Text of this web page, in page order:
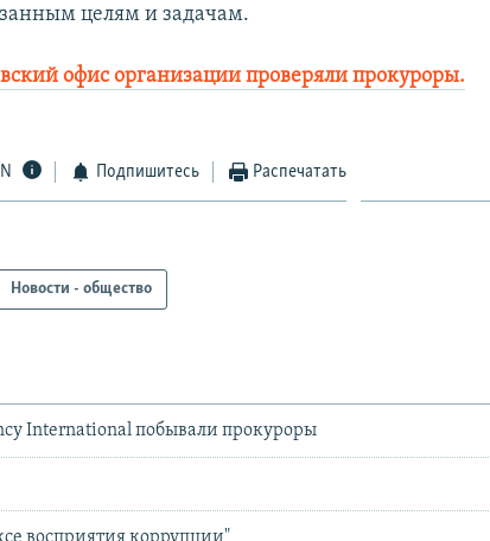
целям и задачам.
офис организации проверяли прокуроры.
Подпишитесь Распечатать
Новости - общество
International побывали прокуроры
восприятия коррупции"